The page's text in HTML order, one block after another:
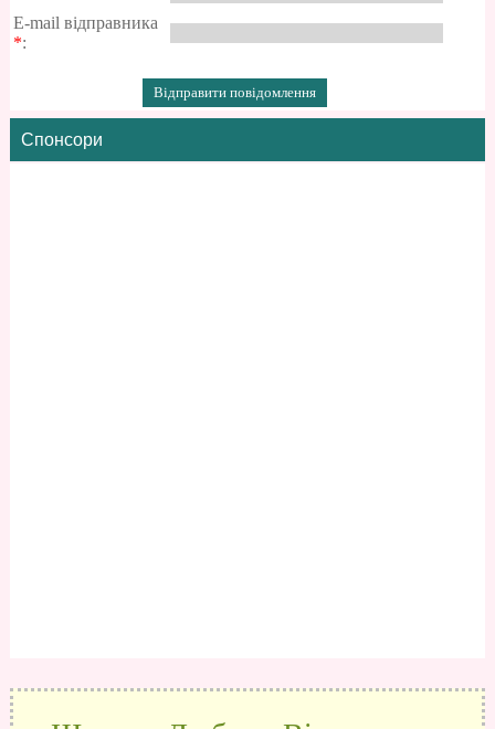
E-mail відправника
*:
Спонсори